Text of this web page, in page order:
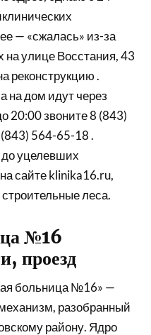
— «сжалась» из-за
на улице Восстания, 43
реконструкцию .
на дом идут через
20:00 звоните 8 (843)
564-65-18 .
уцелевших
сайте klinika16.ru,
строительные леса.
№16
проезд
больница №16» —
разобранный
району. Ядро